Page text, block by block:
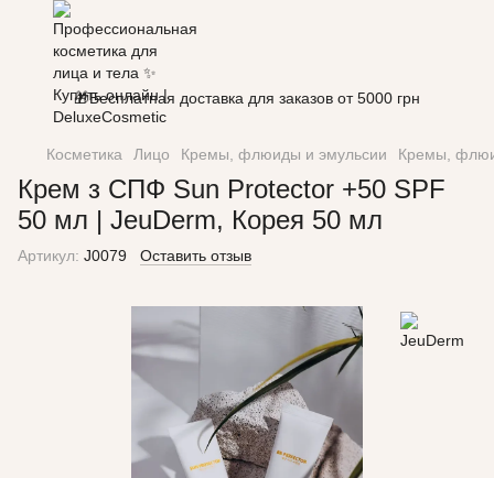
🎁Бесплатная доставка для заказов от 5000 грн
Косметика Лицо Кремы, флюиды и эмульсии Кремы,
Крем з СПФ Sun Protector +50 SPF
50 мл | JeuDerm, Корея 50 мл
Артикул: J0079 Оставить отзыв